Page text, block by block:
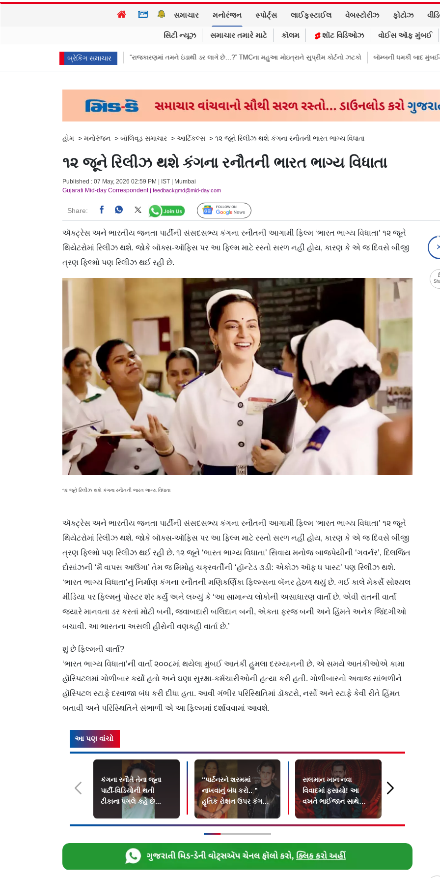
સમાચાર મનોરંજન સ્પોર્ટ્સ લાઈફસ્ટાઈલ વેબસ્ટોરીઝ ફોટોઝ
સિટી ન્યૂઝ સમાચાર તમારે માટે કૉલમ શૉટ વિડિઓઝ વોઈસ ઑફ મુંબઈ
બ્રેકિંગ સમાચાર
“રાજકારણમાં તમને ઇંડાથી ડર લાગે છે…?” TMCના મહુઆ મોઇત્રાને સુપ્રીમ કોર્ટનો ઝટકો બૉમ્બની ધમકી બાદ મુંબઈમાં હાઈ ઍલર્ટ:
હોમ > મનોરંજન > બૉલિવૂડ સમાચાર > આર્ટિકલ્સ > ૧૨ જૂને રિલીઝ થશે કંગના રનૌતની ભારત ભાગ્ય વિધાતા
૧૨ જૂને રિલીઝ થશે કંગના રનૌતની ભારત ભાગ્ય વિધાતા
Published : 07 May, 2026 02:59 PM | IST | Mumbai
Gujarati Mid-day Correspondent| feedbackgmd@mid-day.com
Share: Follow Us
ઍક્ટ્રેસ અને ભારતીય જનતા પાર્ટીની સંસદસભ્ય કંગના રનૌતની આગામી ફિલ્મ ‘ભારત ભાગ્ય વિધાતા’ ૧૨ જૂને
થિયેટરોમાં રિલીઝ થશે. જોકે બૉક્સ-ઑફિસ પર આ ફિલ્મ માટે રસ્તો સરળ નહીં હોય, કારણ કે એ જ દિવસે બીજી
ત્રણ ફિલ્મો પણ રિલીઝ થઈ રહી છે.
૧૨ જૂને રિલીઝ થશે કંગના રનૌતની ભારત ભાગ્ય વિધાતા
ઍક્ટ્રેસ અને ભારતીય જનતા પાર્ટીની સંસદસભ્ય કંગના રનૌતની આગામી ફિલ્મ ‘ભારત ભાગ્ય વિધાતા’ ૧૨ જૂને
થિયેટરોમાં રિલીઝ થશે. જોકે બૉક્સ-ઑફિસ પર આ ફિલ્મ માટે રસ્તો સરળ નહીં હોય, કારણ કે એ જ દિવસે બીજી
ત્રણ ફિલ્મો પણ રિલીઝ થઈ રહી છે. ૧૨ જૂને ‘ભારત ભાગ્ય વિધાતા’ સિવાય મનોજ બાજપેયીની ‘ગવર્નર’, દિલજિત
દોસાંઝની ‘મૈં વાપસ આઉંગા’ તેમ જ મિમોહ ચક્રવર્તીની ‘હૉન્ટેડ ૩ડી: એકોઝ ઑફ ધ પાસ્ટ’ પણ રિલીઝ થશે.
‘ભારત ભાગ્ય વિધાતા’નું નિર્માણ કંગના રનૌતની મણિકર્ણિકા ફિલ્મ્સના બૅનર હેઠળ થયું છે. ગઈ કાલે મેકર્સે સોશ્યલ
મીડિયા પર ફિલ્મનું પોસ્ટર શૅર કર્યું અને લખ્યું કે ‘આ સામાન્ય લોકોની અસાધારણ વાર્તા છે. એવી રાતની વાર્તા
જ્યારે માનવતા ડર કરતાં મોટી બની, જવાબદારી બલિદાન બની, એકતા ફરજ બની અને હિંમતે અનેક જિંદગીઓ
બચાવી. આ ભારતના અસલી હીરોની વણકહી વાર્તા છે.’
શું છે ફિલ્મની વાર્તા?
‘ભારત ભાગ્ય વિધાતા’ની વાર્તા ૨૦૦૮માં થયેલા મુંબઈ આતંકી હુમલા દરમ્યાનની છે. એ સમયે આતંકીઓએ કામા
હૉસ્પિટલમાં ગોળીબાર કર્યો હતો અને ઘણા સુરક્ષા-કર્મચારીઓની હત્યા કરી હતી. ગોળીબારનો અવાજ સાંભળીને
હૉસ્પિટલ સ્ટાફે દરવાજા બંધ કરી દીધા હતા. આવી ગંભીર પરિસ્થિતિમાં ડૉક્ટરો, નર્સો અને સ્ટાફે કેવી રીતે હિંમત
બતાવી અને પરિસ્થિતિને સંભાળી એ આ ફિલ્મમાં દર્શાવવામાં આવશે.
આ પણ વાંચો
કંગના રનૌતે તેના જૂના
પાર્ટી-વિડિયોની થતી
ટીકાના પગલે કહે છે...
“પાર્ટનરને શરમમાં
નાખવાનું બંધ કરો.. ”
હૃતિક રોશન ઉપર કંગના
રનૌતનો પારો છટક્યો
સલમાન ખાન નવા
વિવાદમાં ફસાયો! આ
વખતે ભાઈજાન સાથે
બહેન અલવીરાને પણ
મળી નોટીસ